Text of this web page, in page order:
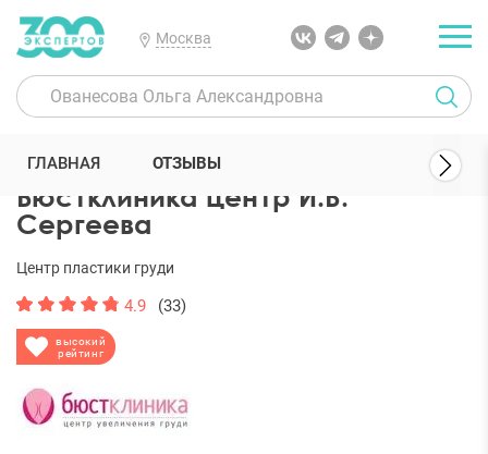
Москва
300 Экспертов Клиники Бюстклиника центр И.В. Сергеева
Бюстклиника центр И.В.
Сергеева
высокий
рейтинг
Центр пластики груди
4.9 (33)
ГЛАВНАЯ ОТЗЫВЫ